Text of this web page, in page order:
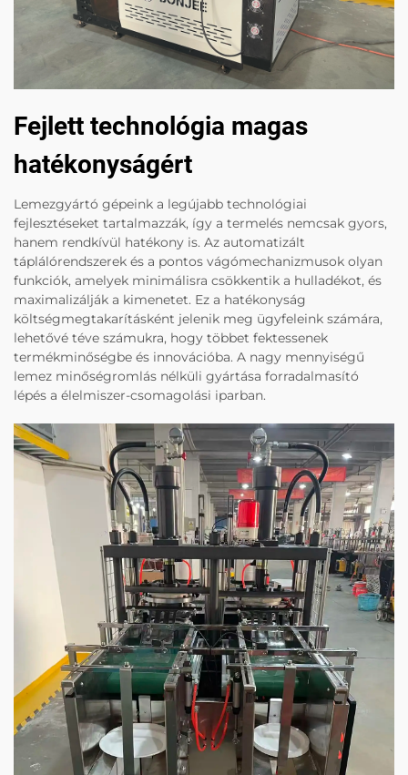
Fejlett technológia magas
hatékonyságért
Lemezgyártó gépeink a legújabb technológiai
fejlesztéseket tartalmazzák, így a termelés nemcsak gyors,
hanem rendkívül hatékony is. Az automatizált
táplálórendszerek és a pontos vágómechanizmusok olyan
funkciók, amelyek minimálisra csökkentik a hulladékot, és
maximalizálják a kimenetet. Ez a hatékonyság
költségmegtakarításként jelenik meg ügyfeleink számára,
lehetővé téve számukra, hogy többet fektessenek
termékminőségbe és innovációba. A nagy mennyiségű
lemez minőségromlás nélküli gyártása forradalmasító
lépés a élelmiszer-csomagolási iparban.